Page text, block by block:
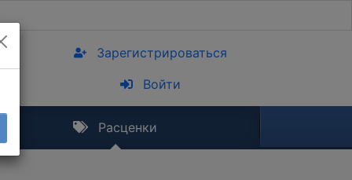
Зарегистрироваться
Войти
Расценки